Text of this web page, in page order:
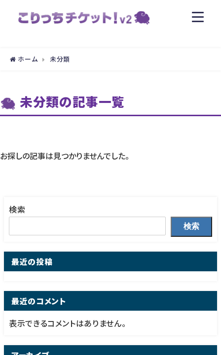
ホーム 未分類
未分類の記事一覧
お探しの記事は見つかりませんでした。
検索
検索
最近の投稿
最近のコメント
表示できるコメントはありません。